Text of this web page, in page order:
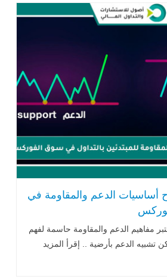
أساسيات الدعم والمقاومة في
مفاهيم الدعم والمقاومة حاسمة لفهم
تشبيه الدعم بأرضية .. إقرأ المزيد